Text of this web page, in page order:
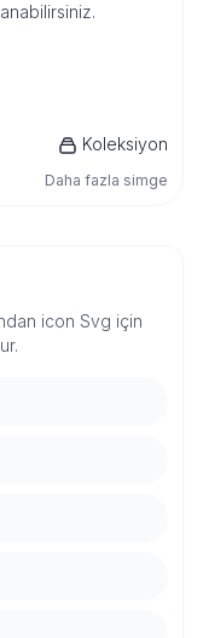
Koleksiyon
Daha fazla simge
icon Svg için